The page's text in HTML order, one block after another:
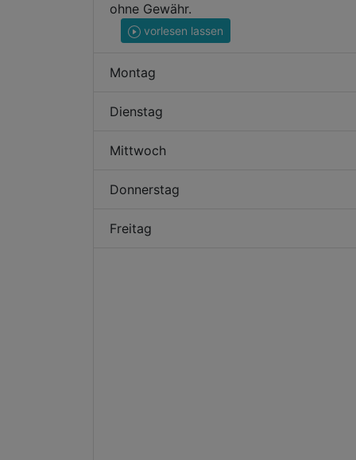
ohne Gewähr.
vorlesen lassen
Montag
Dienstag
Mittwoch
Donnerstag
Freitag